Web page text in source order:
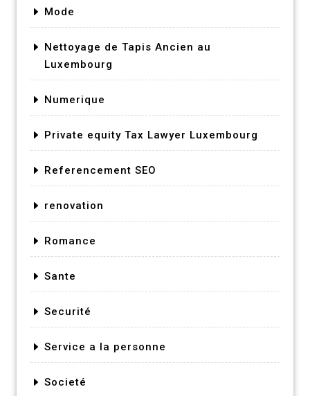
Mode
Nettoyage de Tapis Ancien au
Luxembourg
Numerique
Private equity Tax Lawyer Luxembourg
Referencement SEO
renovation
Romance
Sante
Securité
Service a la personne
Societé